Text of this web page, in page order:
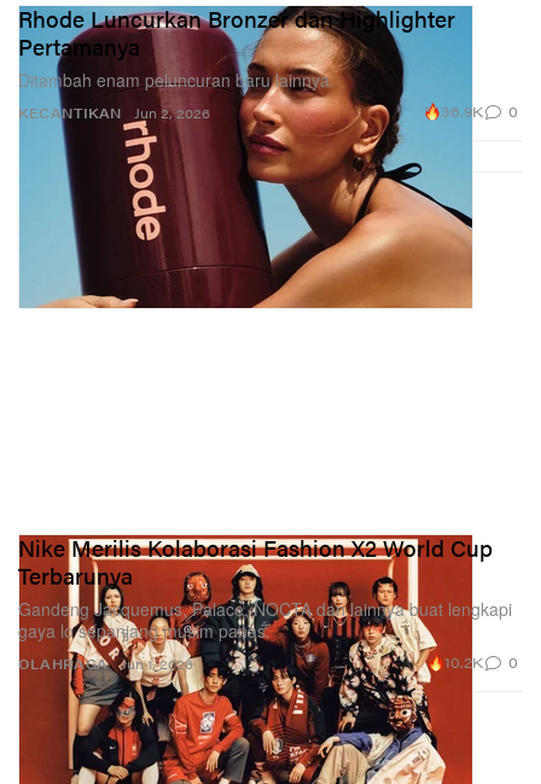
KECANTIKAN
Rhode Luncurkan Bronzer dan Highlighter
Pertamanya
Ditambah enam peluncuran baru lainnya.
Jun 2, 2026 36.9K 0
OLAHRAGA
Nike Merilis Kolaborasi Fashion X2 World Cup
Terbarunya
Gandeng Jacquemus, Palace, NOCTA dan lainnya buat lengkapi
gaya lo sepanjang musim panas.
Jun 1, 2026 10.2K 0